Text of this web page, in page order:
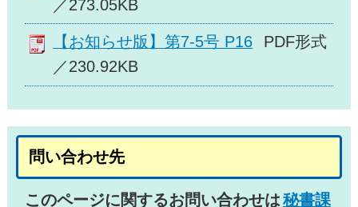
／273.05KB
【お知らせ版】第7-5号 P16
PDF形式
／230.92KB
問い合わせ先
このページに関するお問い合わせは秘書課